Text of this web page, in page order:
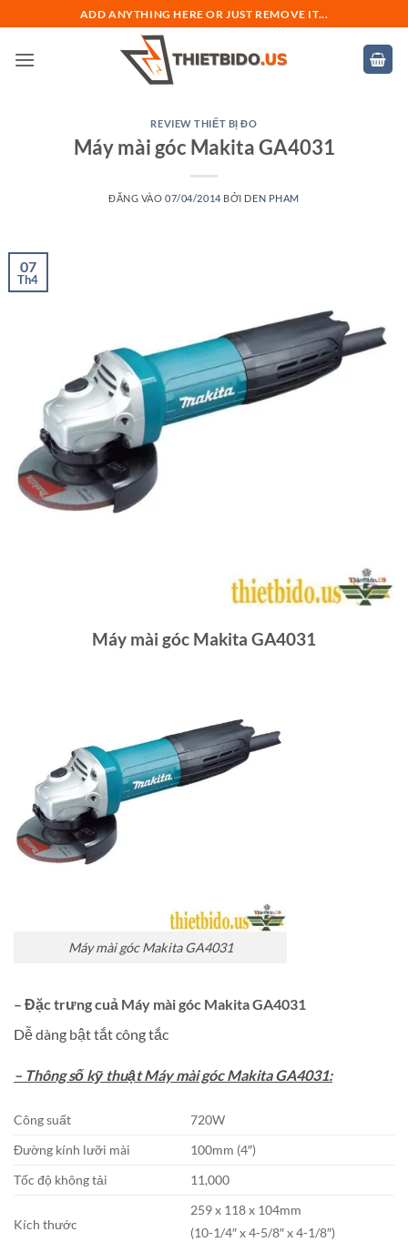
qua
nội
ADD ANYTHING HERE OR JUST REMOVE IT...
REVIEW THIẾT BỊ ĐO
Máy mài góc Makita GA4031
ĐĂNG VÀO07/04/2014 BỞI DEN PHAM
07
Th4
Máy mài góc Makita GA4031
Máy mài góc Makita GA4031
– Đặc trưng cuả Máy mài góc Makita GA4031
Dễ dàng bật tắt công tắc
– Thông số kỹ thuật Máy mài góc Makita GA4031:
Công suất
720W
Đường kính lưỡi mài
100mm (4″)
Tốc độ không tải
11,000
Kích thước
259 x 118 x 104mm
(10-1/4″ x 4-5/8″ x 4-1/8″)